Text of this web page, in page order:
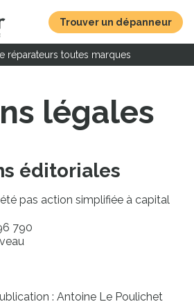
Trouver un dépanneur
réparateurs toutes marques
légales
éditoriales
pas action simplifiée à capital
790
: Antoine Le Poulichet